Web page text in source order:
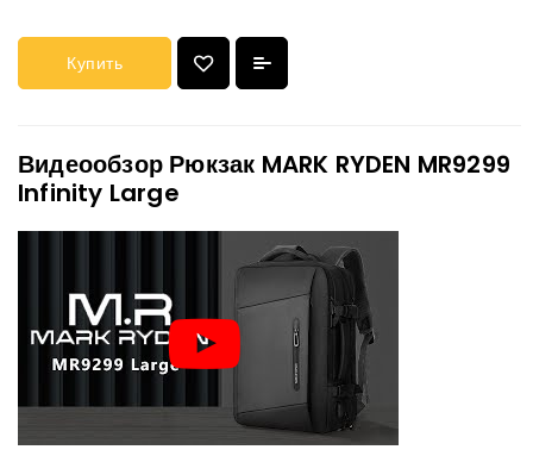
Купить
Видеообзор Рюкзак MARK RYDEN MR9299
Infinity Large